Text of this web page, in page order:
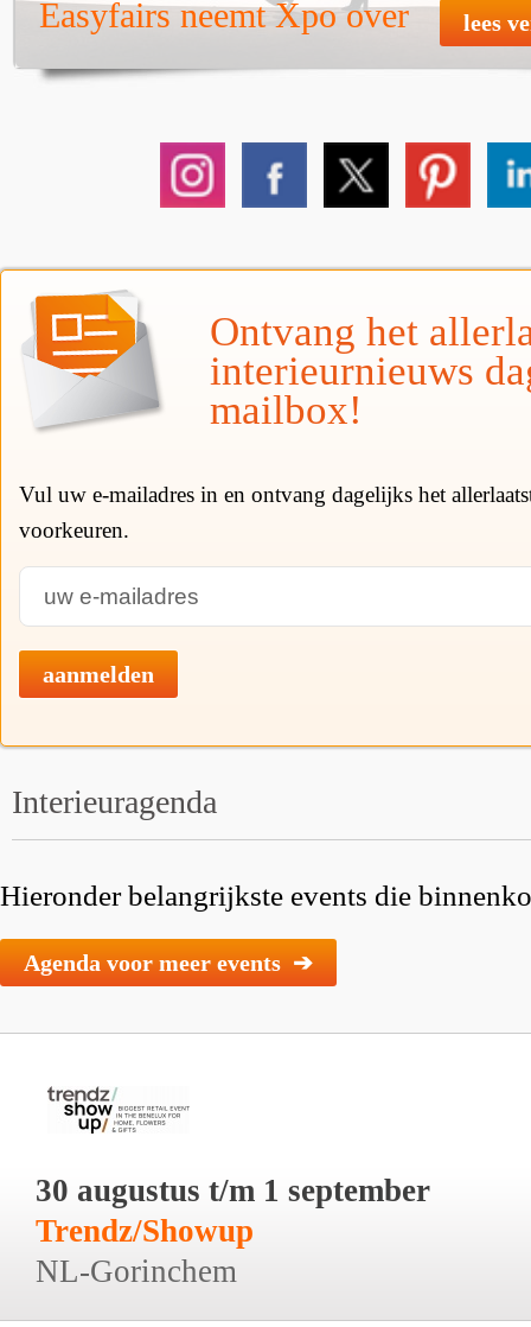
Easyfairs neemt Xpo over lees
Ontvang het
interieurnieuws
mailbox!
Vul uw e-mailadres in en ontvang dagelijks het
voorkeuren.
aanmelden
Interieuragenda
Hieronder belangrijkste events die
Agenda voor meer events ➔
30 augustus t/m 1 september
Trendz/Showup
NL-Gorinchem